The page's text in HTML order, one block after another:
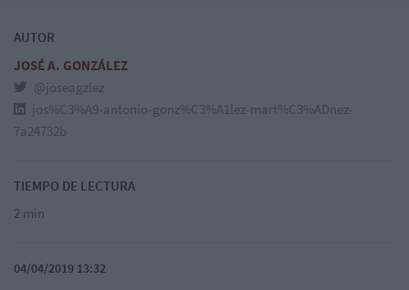
AUTOR
JOSÉ A. GONZÁLEZ
@joseagzlez
jos%C3%A9-antonio-gonz%C3%A1lez-mart%C3%ADnez-
7a24732b
TIEMPO DE LECTURA
2 min
04/04/2019 13:32